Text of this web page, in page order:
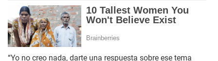
“Yo no creo nada, darte una respuesta sobre ese tema